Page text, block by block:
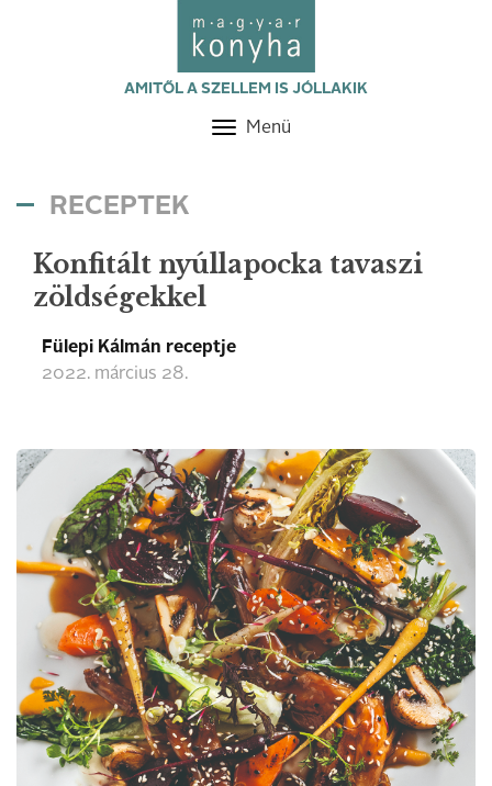
AMITŐL A SZELLEM IS JÓLLAKIK
Toggle
Menü
RECEPTEK
Konfitált nyúllapocka tavaszi
zöldségekkel
Fülepi Kálmán receptje
2022. március 28.